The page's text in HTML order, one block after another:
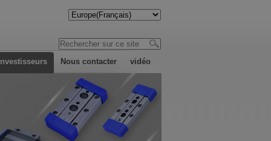
Nous contacter vidéo